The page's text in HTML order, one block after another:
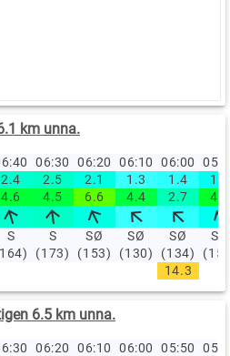
km unna.
06:30 06:20 06:10 06:00
2.4 2.5 2.1 1.3 1.4
1.9
4.6 4.5 6.6 4.4 2.7 4.7
S
S
(173)
SØ
(153)
SØ
(130)
SØ
(134)
SØ
14.3
6.5 km unna.
06:20 06:10 06:00 05:50